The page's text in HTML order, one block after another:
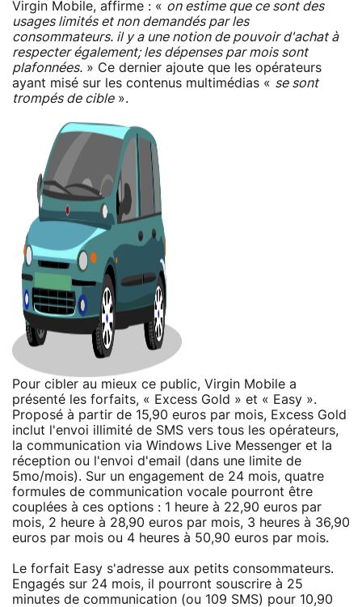
Virgin Mobile, affirme : « on estime que ce sont des
usages limités et non demandés par les
consommateurs. il y a une notion de pouvoir d'achat à
respecter également; les dépenses par mois sont
plafonnées. » Ce dernier ajoute que les opérateurs
ayant misé sur les contenus multimédias « se sont
trompés de cible».
Pour cibler au mieux ce public, Virgin Mobile a
présenté les forfaits, « Excess Gold » et « Easy ».
Proposé à partir de 15,90 euros par mois, Excess Gold
inclut l'envoi illimité de SMS vers tous les opérateurs,
la communication via Windows Live Messenger et la
réception ou l'envoi d'email (dans une limite de
5mo/mois). Sur un engagement de 24 mois, quatre
formules de communication vocale pourront être
couplées à ces options : 1 heure à 22,90 euros par
mois, 2 heure à 28,90 euros par mois, 3 heures à 36,90
euros par mois ou 4 heures à 50,90 euros par mois.
Le forfait Easy s'adresse aux petits consommateurs.
Engagés sur 24 mois, il pourront souscrire à 25
minutes de communication (ou 109 SMS) pour 10,90